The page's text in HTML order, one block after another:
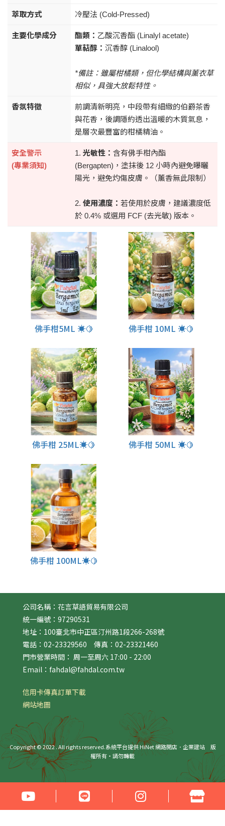
萃取方式 冷壓法 (Cold-Pressed)
主要化學成分 酯類： 乙酸沉香酯 (Linalyl acetate)
單萜醇： 沉香醇 (Linalool)
*備註：雖屬柑橘類，但化學結構與薰衣草
相似，具強大放鬆特性。
香氛特徵
前調清新明亮，中段帶有細緻的伯爵茶香
與花香，後調隱約透出溫暖的木質氣息，
是層次最豐富的柑橘精油。
安全警示
(專業須知)
1. 光敏性： 含有佛手柑內酯
(Bergapten)，塗抹後 12 小時內避免曝曬
陽光，避免灼傷皮膚。（薰香無此限制）
2. 使用濃度： 若使用於皮膚，建議濃度低
於 0.4% 或選用 FCF (去光敏) 版本。
佛手柑5ML ☀️🍋 佛手柑 10ML ☀️🍋
佛手柑 25ML☀️🍋 佛手柑 50ML ☀️🍋
佛手柑 100ML☀️🍋
公司名稱：花言草語貿易有限公司
統一編號：97290531
地址：100臺北市中正區汀州路1段266-268號
電話：02-23329560 傳真：02-23321460
門市營業時間： 周一至周六 17:00 - 22:00
Email：fahdal@fahdal.com.tw
信用卡傳真訂單下載
網站地圖
Copyright © 2022 . All rights reserved.系統平台提供 HiNet 網路開店．企業建站版
權所有‧請勿轉載